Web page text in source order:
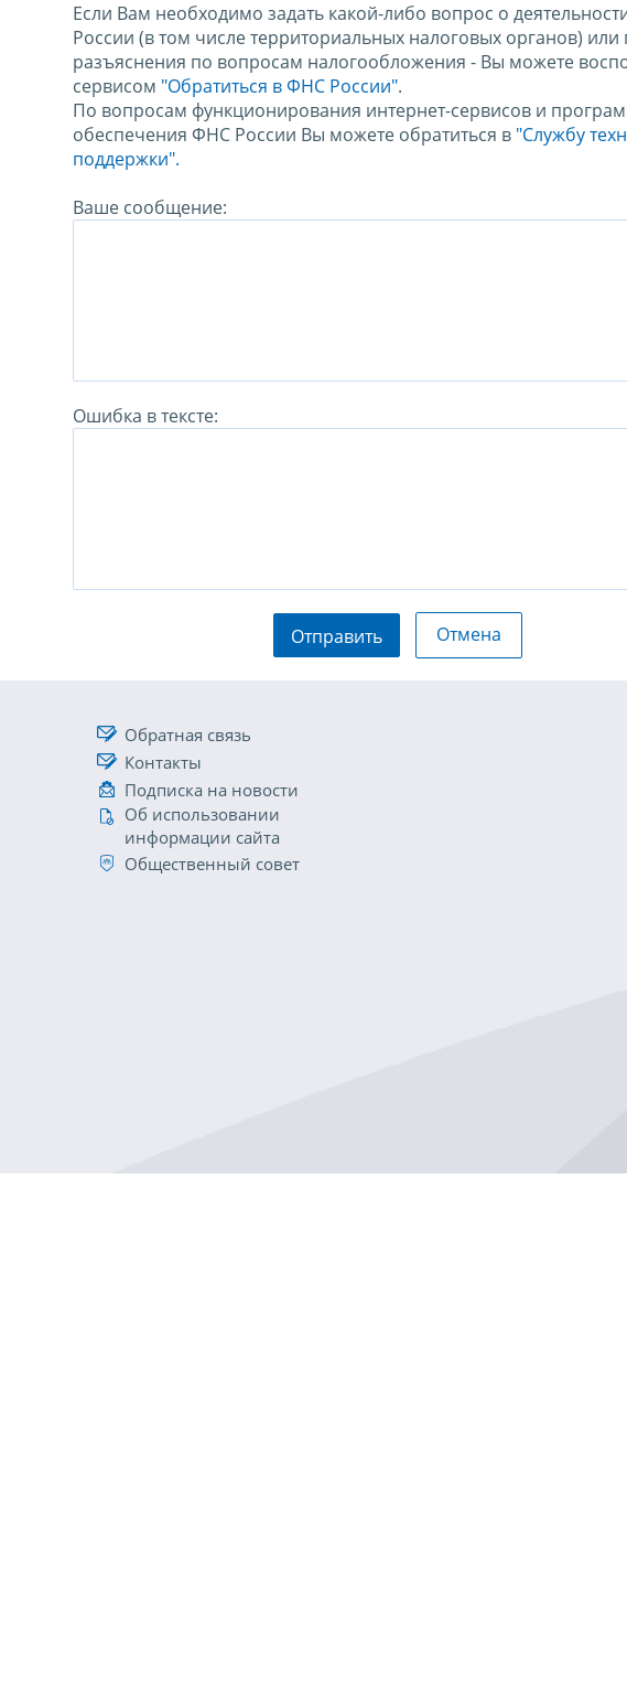
Если Вам необходимо задать какой-либо вопрос о
России (в том числе территориальных налоговых органов) или
разъяснения по вопросам налогообложения - Вы можете
сервисом "Обратиться в ФНС России".
По вопросам функционирования интернет-сервисов и
обеспечения ФНС России Вы можете обратиться в "Службу
поддержки".
Ваше сообщение:
Ошибка в тексте:
Отправить Отмена
Обратная связь
Контакты
Подписка на новости
Об использовании
информации сайта
Общественный совет